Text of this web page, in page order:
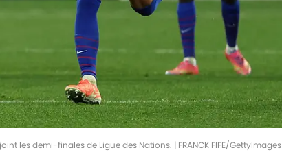
les demi-finales de Ligue des Nations. | FRANCK FIFE/GettyImages